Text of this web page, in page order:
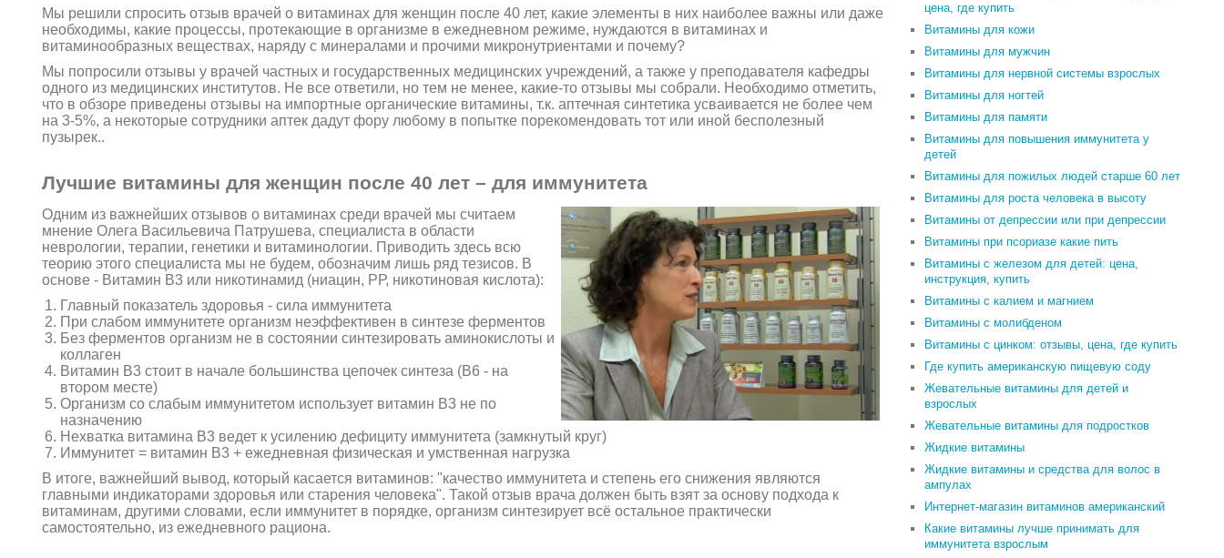
Мы решили спросить отзыв врачей о витаминах для женщин после 40 лет, какие элементы в них наиболее важны или даже
необходимы, какие процессы, протекающие в организме в ежедневном режиме, нуждаются в витаминах и
витаминообразных веществах, наряду с минералами и прочими микронутриентами и почему?
Мы попросили отзывы у врачей частных и государственных медицинских учреждений, а также у преподавателя кафедры
одного из медицинских институтов. Не все ответили, но тем не менее, какие-то отзывы мы собрали. Необходимо отметить,
что в обзоре приведены отзывы на импортные органические витамины, т.к. аптечная синтетика усваивается не более чем
на 3-5%, а некоторые сотрудники аптек дадут фору любому в попытке порекомендовать тот или иной бесполезный
пузырек..
Лучшие витамины для женщин после 40 лет – для иммунитета
Одним из важнейших отзывов о витаминах среди врачей мы считаем
мнение Олега Васильевича Патрушева, специалиста в области
неврологии, терапии, генетики и витаминологии. Приводить здесь всю
теорию этого специалиста мы не будем, обозначим лишь ряд тезисов. В
основе - Витамин В3 или никотинамид (ниацин, РР, никотиновая кислота):
Главный показатель здоровья - сила иммунитета
При слабом иммунитете организм неэффективен в синтезе ферментов
Без ферментов организм не в состоянии синтезировать аминокислоты и
коллаген
Витамин В3 стоит в начале большинства цепочек синтеза (В6 - на
втором месте)
Организм со слабым иммунитетом использует витамин В3 не по
назначению
Нехватка витамина В3 ведет к усилению дефициту иммунитета (замкнутый круг)
Иммунитет = витамин В3 + ежедневная физическая и умственная нагрузка
В итоге, важнейший вывод, который касается витаминов: "качество иммунитета и степень его снижения являются
главными индикаторами здоровья или старения человека". Такой отзыв врача должен быть взят за основу подхода к
витаминам, другими словами, если иммунитет в порядке, организм синтезирует всё остальное практически
самостоятельно, из ежедневного рациона.
цена, где купить
Витамины для кожи
Витамины для мужчин
Витамины для нервной системы взрослых
Витамины для ногтей
Витамины для памяти
Витамины для повышения иммунитета у
детей
Витамины для пожилых людей старше 60 лет
Витамины для роста человека в высоту
Витамины от депрессии или при депрессии
Витамины при псориазе какие пить
Витамины с железом для детей: цена,
инструкция, купить
Витамины с калием и магнием
Витамины с молибденом
Витамины с цинком: отзывы, цена, где купить
Где купить американскую пищевую соду
Жевательные витамины для детей и
взрослых
Жевательные витамины для подростков
Жидкие витамины
Жидкие витамины и средства для волос в
ампулах
Интернет-магазин витаминов американский
Какие витамины лучше принимать для
иммунитета взрослым